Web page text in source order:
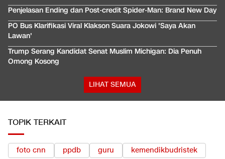
Penjelasan Ending dan Post-credit Spider-Man: Brand New Day
PO Bus Klarifikasi Viral Klakson Suara Jokowi 'Saya Akan
Lawan'
Trump Serang Kandidat Senat Muslim Michigan: Dia Penuh
Omong Kosong
LIHAT SEMUA
TOPIK TERKAIT
foto cnn ppdb guru kemendikbudristek